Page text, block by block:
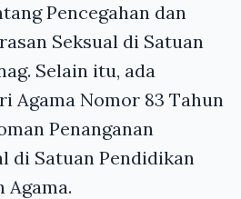
Pencegahan dan
Seksual di Satuan
Selain itu, ada
Agama Nomor 83 Tahun
Penanganan
di Satuan Pendidikan
Agama.